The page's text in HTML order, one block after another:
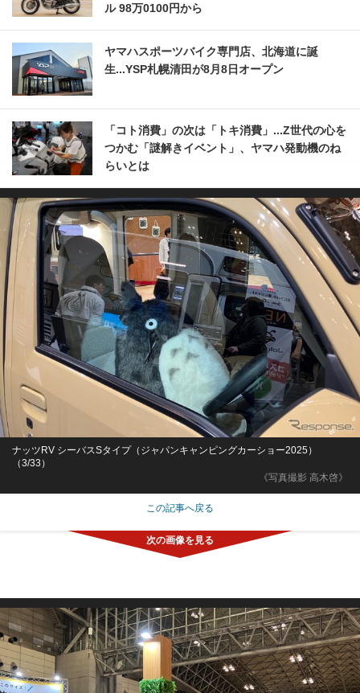
ル 98万0100円から
ヤマハスポーツバイク専門店、北海道に誕
生...YSP札幌清田が8月8日オープン
「コト消費」の次は「トキ消費」...Z世代の心を
つかむ「謎解きイベント」、ヤマハ発動機のね
らいとは
《写真撮影 高木啓》
ナッツRV シーバスSタイプ（ジャパンキャンピングカーショー2025）
（3/33）
この記事へ戻る